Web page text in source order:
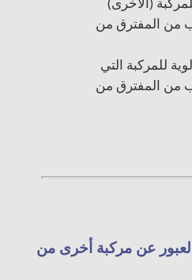
من المفترق من
للمركبة التي
من المفترق من
عن مركبة أخرى من